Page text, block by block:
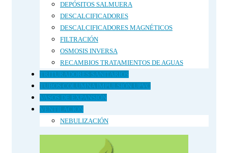
DEPÓSITOS SALMUERA
DESCALCIFICADORES
DESCALCIFICADORES MAGNÉTICOS
FILTRACIÓN
OSMOSIS INVERSA
RECAMBIOS TRATAMIENTOS DE AGUAS
TRITURADORES SANITARIOS
TUBOS COLUMNA IMPULSIÓN UPVC
VASOS DE EXPANSIÓN
VENTILACION
NEBULIZACIÓN